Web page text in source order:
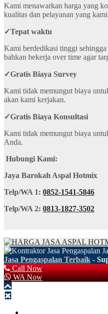
Kami menawarkan harga yang
kualitas dan pelayanan yang
✓Tepat waktu
Kami berdedikasi tinggi
bahkan bekerja over time agar
✓Gratis Biaya Survey
Kami tidak memungut biaya
akan kami kerjakan.
✓Gratis Biaya Konsultasi
Kami tidak memungut biaya
Anda.
Hubungi Kami:
Jaya Barokah Aspal Hotmix
Telp/WA 1: 0852-1541-5846
Telp/WA 2: 0813-1827-3502
Jasa Pengaspalan Terbaik -
Call Now
WA Now